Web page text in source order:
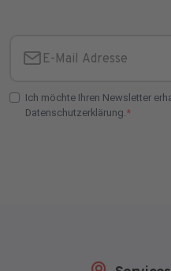
Ich möchte Ihren Newsletter
Datenschutzerklärung.